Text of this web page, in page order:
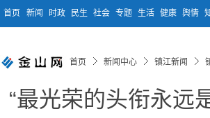
首页 新闻 时政 民生 社会 专题 生活 健康 舆情
首页 新闻中心 镇江新闻
“最光荣的头衔永远